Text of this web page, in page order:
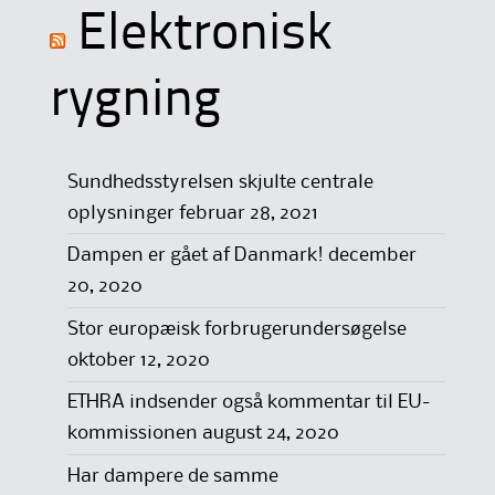
Elektronisk
rygning
Sundhedsstyrelsen skjulte centrale
oplysninger februar 28, 2021
Dampen er gået af Danmark! december
20, 2020
Stor europæisk forbrugerundersøgelse
oktober 12, 2020
ETHRA indsender også kommentar til EU-
kommissionen august 24, 2020
Har dampere de samme